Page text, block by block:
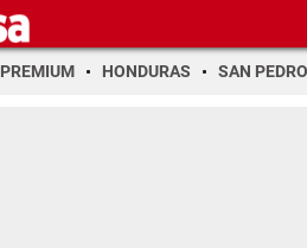
PREMIUM HONDURAS SAN PEDRO